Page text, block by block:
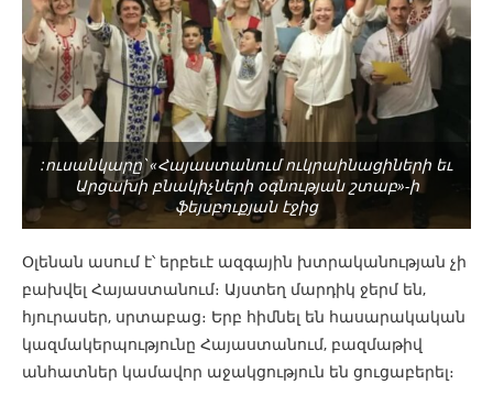
:ուսանկարը՝ «Հայաստանում ուկրաինացիների եւ
Արցախի բնակիչների օգնության շտաբ»-ի
ֆեյսբուքյան էջից
Օլենան ասում է՝ երբեւէ ազգային խտրականության չի
բախվել Հայաստանում։ Այստեղ մարդիկ ջերմ են,
հյուրասեր, սրտաբաց։ Երբ հիմնել են հասարակական
կազմակերպությունը Հայաստանում, բազմաթիվ
անհատներ կամավոր աջակցություն են ցուցաբերել։